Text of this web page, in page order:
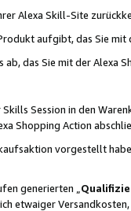
Alexa Skill-Site
aufgibt, das Sie mit
ab, das Sie mit der Alexa
Session in den
Shopping Action
vorgestellt
generierten „
etwaiger